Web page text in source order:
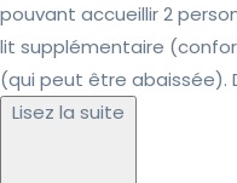
pouvant accueillir 2
lit supplémentaire
(qui peut être abaissée).
Lisez la suite